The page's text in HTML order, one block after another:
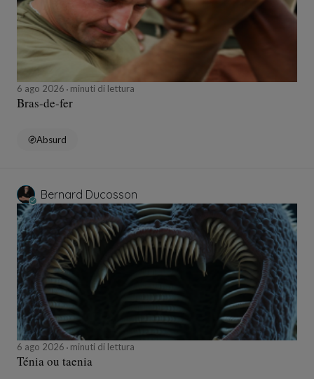
6 ago 2026 minuti di lettura
Bras-de-fer
Absurd
Bernard Ducosson
6 ago 2026 minuti di lettura
Ténia ou taenia